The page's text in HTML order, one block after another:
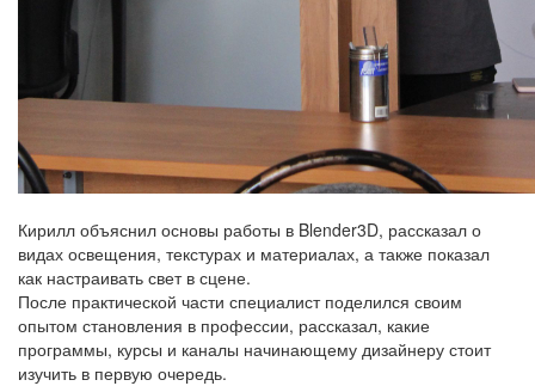
Кирилл объяснил основы работы в Blender3D, рассказал о
видах освещения, текстурах и материалах, а также показал
как настраивать свет в сцене.
После практической части специалист поделился своим
опытом становления в профессии, рассказал, какие
программы, курсы и каналы начинающему дизайнеру стоит
изучить в первую очередь.